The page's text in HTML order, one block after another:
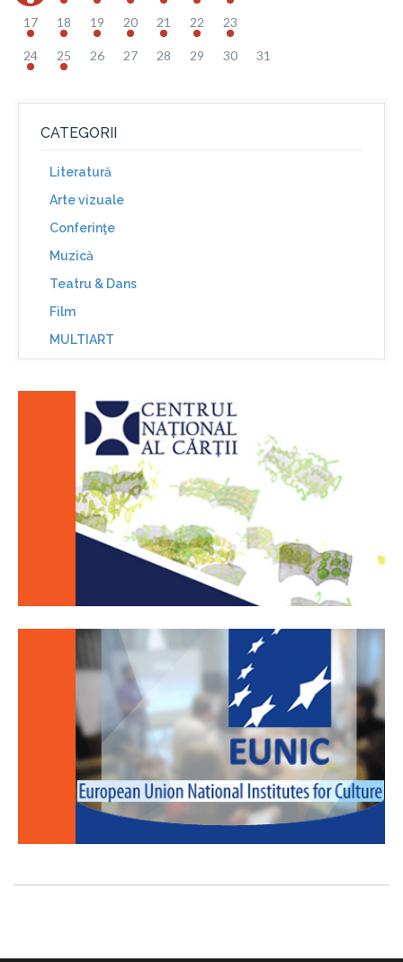
17 18 19 20 21 22 23
24 25 26 27 28 29 30 31
CATEGORII
Literatură
Arte vizuale
Conferinţe
Muzică
Teatru & Dans
Film
MULTIART